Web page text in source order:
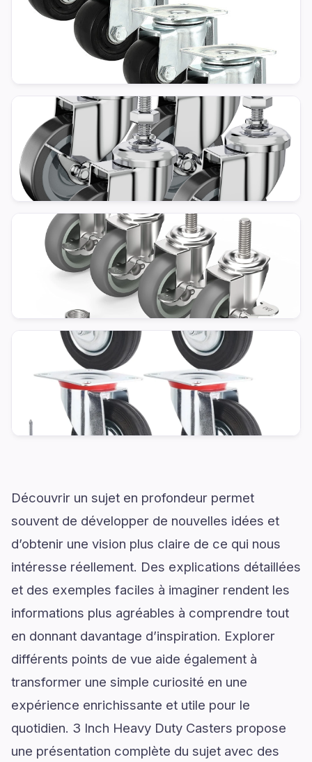
Découvrir un sujet en profondeur permet
souvent de développer de nouvelles idées et
d’obtenir une vision plus claire de ce qui nous
intéresse réellement. Des explications détaillées
et des exemples faciles à imaginer rendent les
informations plus agréables à comprendre tout
en donnant davantage d’inspiration. Explorer
différents points de vue aide également à
transformer une simple curiosité en une
expérience enrichissante et utile pour le
quotidien. 3 Inch Heavy Duty Casters propose
une présentation complète du sujet avec des